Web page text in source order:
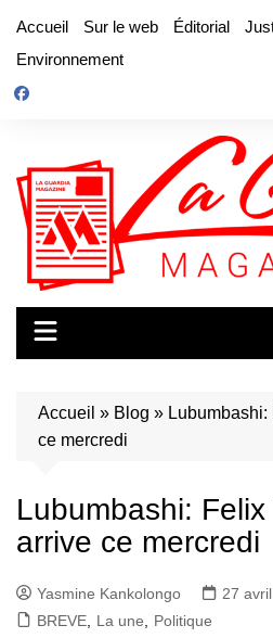
contenu
Accueil Sur le web Éditorial
Environnement
Accueil » Blog »
ce mercredi
Lubumbashi: Felix
arrive ce mercredi
Yasmine Kankolongo
27
BREVE
La une Politique